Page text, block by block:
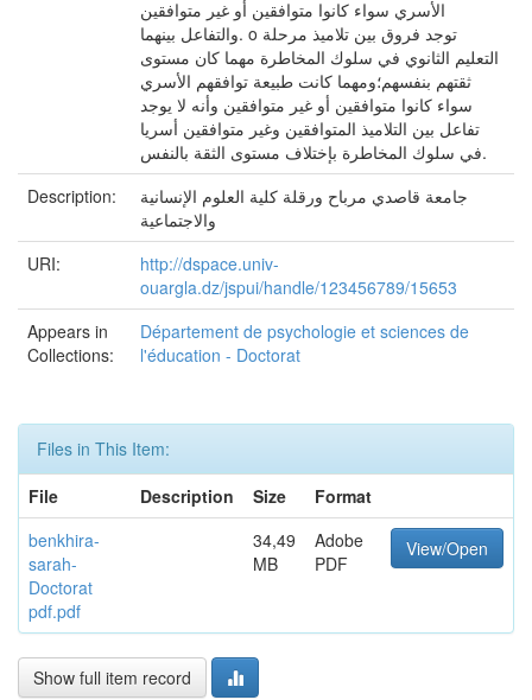
الأسري سواء كانوا متوافقين أو غير متوافقين
والتفاعل بينهما. o توجد فروق بين تلاميذ مرحلة
التعليم الثانوي في سلوك المخاطرة مهما كان مستوى
ثقتهم بنفسهم؛ومهما كانت طبيعة توافقهم الأسري
سواء كانوا متوافقين أو غير متوافقين وأنه لا يوجد
تفاعل بين التلاميذ المتوافقين وغير متوافقين أسريا
في سلوك المخاطرة بإختلاف مستوى الثقة بالنفس.
Description:
جامعة قاصدي مرباح ورقلة كلية العلوم الإنسانية
والاجتماعية
URI:
http://dspace.univ-
ouargla.dz/jspui/handle/123456789/15653
Appears in
Collections:
Département de psychologie et sciences de
l'éducation - Doctorat
Files in This Item:
File
Description Size
Format
benkhira-
sarah-
Doctorat
pdf.pdf
34,49
MB
Adobe
PDF
View/Open
Show full item record